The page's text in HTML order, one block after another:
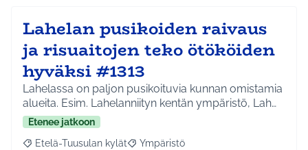
Lahelan pusikoiden raivaus
ja risuaitojen teko ötököiden
hyväksi #1313
Lahelassa on paljon pusikoituvia kunnan omistamia
alueita. Esim. Lahelanniityn kentän ympäristö, Lah…
Etenee jatkoon
Etelä-Tuusulan kylät Ympäristö